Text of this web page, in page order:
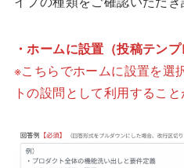
・ホームに設置（投稿テン
※こちらでホームに設置を選
トの設問として利用すること